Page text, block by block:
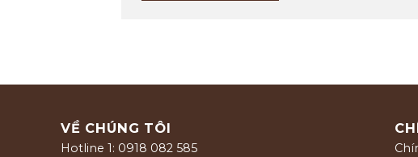
VỀ CHÚNG TÔI
Hotline 1: 0918 082 585